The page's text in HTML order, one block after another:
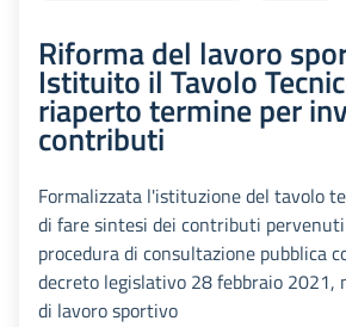
Riforma del lavoro
Istituito il Tavolo
riaperto termine per
contributi
Formalizzata l'istituzione del tavolo
di fare sintesi dei contributi
procedura di consultazione pubblica
decreto legislativo 28 febbraio 2021,
di lavoro sportivo